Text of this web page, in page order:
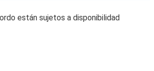
están sujetos a disponibilidad